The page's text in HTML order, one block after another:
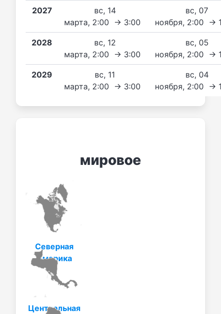
2027
вс, 14
марта, 2:00 → 3:00
вс, 07
ноября, 2:00 →
2028
вс, 12
марта, 2:00 → 3:00
вс, 05
ноября, 2:00 →
2029
вс, 11
марта, 2:00 → 3:00
вс, 04
ноября, 2:00 →
мировое
Северная
Америка
Центральная